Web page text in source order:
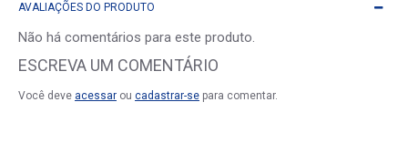
AVALIAÇÕES DO PRODUTO
Não há comentários para este produto.
ESCREVA UM COMENTÁRIO
Você deve acessar ou cadastrar-se para comentar.